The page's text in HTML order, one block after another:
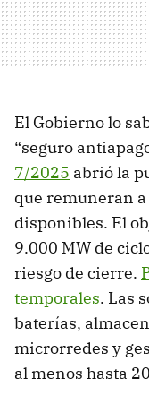
El Gobierno lo
“seguro
7/2025 abrió la
que remuneran
disponibles. El
9.000 MW de
riesgo de cierre.
temporales. Las
baterías,
microrredes y
al menos hasta